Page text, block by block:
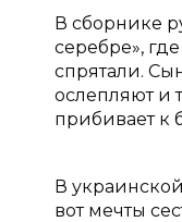
В сборнике
серебре»,
спрятали.
ослепляют и
прибивает к
В
вот мечты